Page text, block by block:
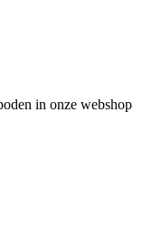
in onze webshop